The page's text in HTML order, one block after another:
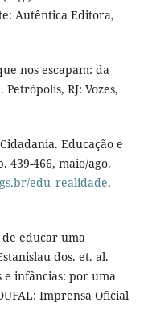
Autêntica Editora,
nos escapam: da
RJ: Vozes,
Educação e
439-466, maio/ago.
edu_realidade.
de educar uma
dos. et. al.
e infâncias: por uma
Imprensa Oficial